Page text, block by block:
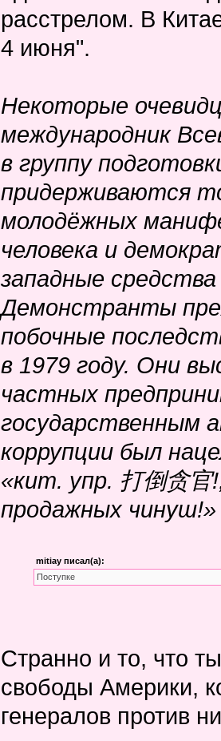
расстрелом. В
4 июня".
Некоторые
международник
в группу
придерживаются
молодёжных
человека и
западные
Демонстранты
побочные
в 1979 году. Они
частных
государственным
коррупции был
«кит. упр. 打倒贪
продажных чинуш!»
mitiay писал(а):
Поступке
Странно и то, что
свободы Америки,
генералов против